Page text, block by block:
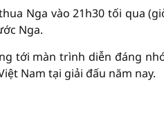
Nga vào 21h30 tối qua
Nga.
tới màn trình diễn đáng
Nam tại giải đấu năm nay.